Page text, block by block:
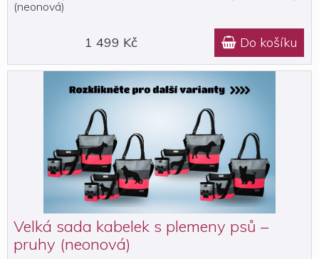
(neonová)
1 499 Kč  Do košíku
Velká sada kabelek s plemeny psů –
pruhy (neonová)